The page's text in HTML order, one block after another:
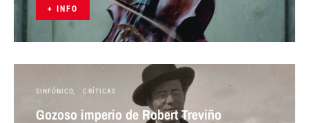
+ INFO
SINFÓNICO CRÍTICAS
Gozoso imperio de Robert Treviño